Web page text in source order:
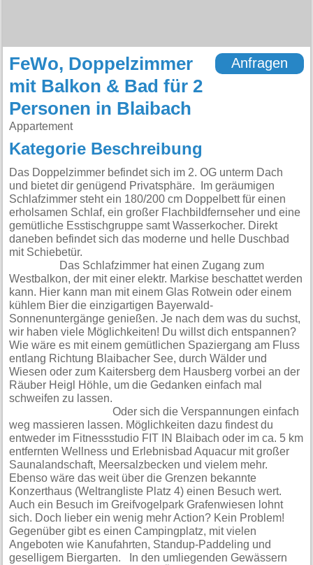
FeWo, Doppelzimmer
mit Balkon & Bad für 2
Personen in Blaibach
Appartement
Anfragen
Kategorie Beschreibung
Das Doppelzimmer befindet sich im 2. OG unterm Dach
und bietet dir genügend Privatsphäre. Im geräumigen
Schlafzimmer steht ein 180/200 cm Doppelbett für einen
erholsamen Schlaf, ein großer Flachbildfernseher und eine
gemütliche Esstischgruppe samt Wasserkocher. Direkt
daneben befindet sich das moderne und helle Duschbad
mit Schiebetür.
Das Schlafzimmer hat einen Zugang zum
Westbalkon, der mit einer elektr. Markise beschattet werden
kann. Hier kann man mit einem Glas Rotwein oder einem
kühlem Bier die einzigartigen Bayerwald-
Sonnenuntergänge genießen. Je nach dem was du suchst,
wir haben viele Möglichkeiten! Du willst dich entspannen?
Wie wäre es mit einem gemütlichen Spaziergang am Fluss
entlang Richtung Blaibacher See, durch Wälder und
Wiesen oder zum Kaitersberg dem Hausberg vorbei an der
Räuber Heigl Höhle, um die Gedanken einfach mal
schweifen zu lassen.
Oder sich die Verspannungen einfach
weg massieren lassen. Möglichkeiten dazu findest du
entweder im Fitnessstudio FIT IN Blaibach oder im ca. 5 km
entfernten Wellness und Erlebnisbad Aquacur mit großer
Saunalandschaft, Meersalzbecken und vielem mehr.
Ebenso wäre das weit über die Grenzen bekannte
Konzerthaus (Weltrangliste Platz 4) einen Besuch wert.
Auch ein Besuch im Greifvogelpark Grafenwiesen lohnt
sich. Doch lieber ein wenig mehr Action? Kein Problem!
Gegenüber gibt es einen Campingplatz, mit vielen
Angeboten wie Kanufahrten, Standup-Paddeling und
geselligem Biergarten. In den umliegenden Gewässern